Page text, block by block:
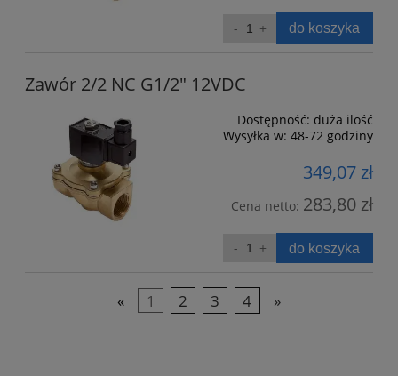
do koszyka
Zawór 2/2 NC G1/2" 12VDC
Dostępność: duża ilość
Wysyłka w: 48-72 godziny
349,07 zł
Cena netto: 283,80 zł
do koszyka
« 1 2 3 4 »